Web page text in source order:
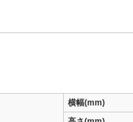
横幅(mm)